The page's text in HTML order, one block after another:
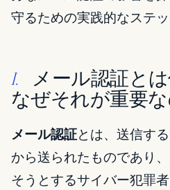
守るための実践的なステ
I.
メール認証と
なぜそれが重要な
メール認証とは、送信す
から送られたものであり
そうとするサイバー犯罪